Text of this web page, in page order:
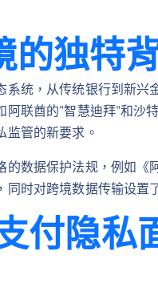
的独特
系统，从传统银行到新
阿联酋的"智慧迪拜"和
监管的新要求。
的数据保护法规，例如
时对跨境数据传输设置
付隐私